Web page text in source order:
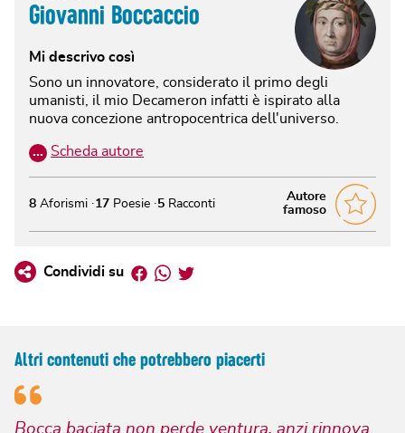
Giovanni Boccaccio
Mi descrivo così
Sono un innovatore, considerato il primo degli
umanisti, il mio Decameron infatti è ispirato alla
nuova concezione antropocentrica dell'universo.
… Scheda autore
Autore
famoso
8 Aforismi 17 Poesie 5 Racconti
Condividi su Facebook
Whatsapp
Twitter
Altri contenuti che potrebbero piacerti
Bocca baciata non perde ventura, anzi rinnova